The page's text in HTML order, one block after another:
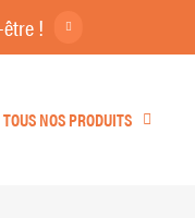
TOUS NOS PRODUITS